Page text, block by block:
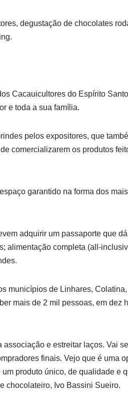
degustação de chocolates
Cacauicultores do Espírito
e toda a sua família.
pelos expositores, que
comercializarem os produtos
garantido na forma dos
adquirir um passaporte que
alimentação completa (all-
municípios de Linhares,
mais de 2 mil pessoas, em dez
associação e estreitar laços. Vai
finais. Vejo que é uma
produto único, de qualidade e
chocolateiro, Ivo Bassini Sueiro.